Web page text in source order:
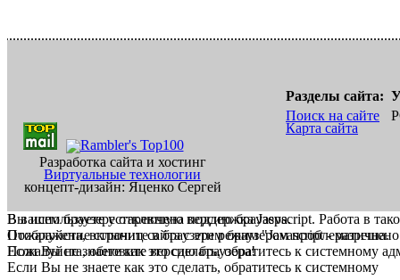
Разработка сайта и хостинг
Виртуальные технологии
концепт-дизайн: Яценко Сергей
Разделы сайта:
Поиск на сайте
Карта сайта
В вашем браузере отключена поддержка Jasvscript. Работа в
Пожалуйста, включите в браузере режим "Javascript -
Если Вы не знаете как это сделать, обратитесь к системному
Вы используете устаревшую версию браузера.
Отображение страниц сайта с этим браузером проблематична.
Пожалуйста, обновите версию браузера!
Если Вы не знаете как это сделать, обратитесь к системному